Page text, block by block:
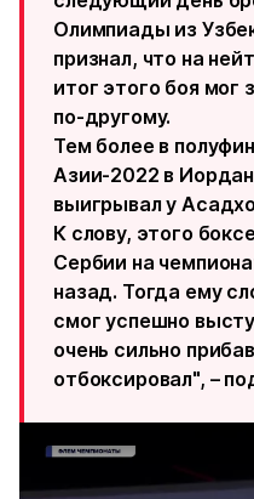
Олимпиады из
признал, что на
итог этого боя мог
по-другому.
Тем более в
Азии-2022 в
выигрывал у
К слову, этого
Сербии на
назад. Тогда ему
смог успешно
очень сильно
отбоксировал", –